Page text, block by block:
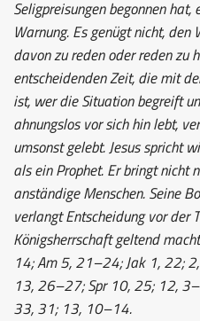
Seligpreisungen begonnen
Warnung. Es genügt nicht,
davon zu reden oder reden zu
entscheidenden Zeit, die mit
ist, wer die Situation begreift
ahnungslos vor sich hin lebt,
umsonst gelebt. Jesus spricht
als ein Prophet. Er bringt nicht
anständige Menschen. Seine
verlangt Entscheidung vor der
Königsherrschaft geltend
14; Am 5, 21–24; Jak 1, 22;
13, 26–27; Spr 10, 25; 12,
33, 31; 13, 10–14.